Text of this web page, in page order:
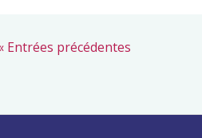
Entrées précédentes